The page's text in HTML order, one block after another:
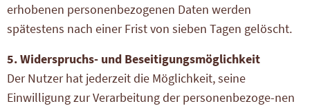
erhobenen personenbezogenen Daten werden
spätestens nach einer Frist von sieben Tagen gelöscht.
5. Widerspruchs- und Beseitigungsmöglichkeit
Der Nutzer hat jederzeit die Möglichkeit, seine
Einwilligung zur Verarbeitung der personenbezoge-nen